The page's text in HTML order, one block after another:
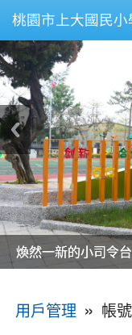
桃園市上大國民小
美麗的操場是我們活
美麗的操場是我們活
煥然一新的小司令台
煥然一新的小司令台
富含桃園埤塘田園風
富含桃園埤塘田園風
嶄新的中庭廣場
嶄新的中庭廣場
水生池生生不息
水生池生生不息
用戶管理 » 帳